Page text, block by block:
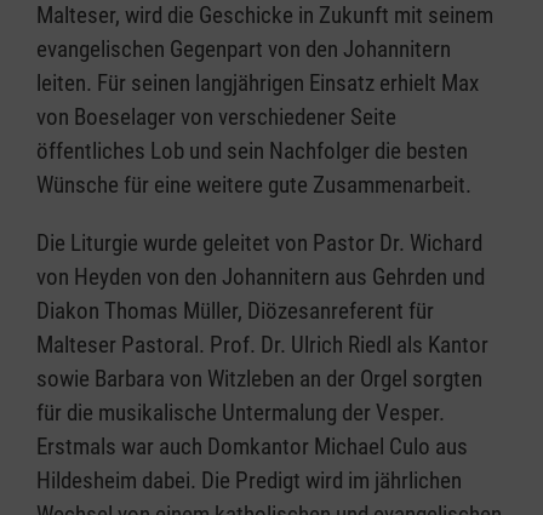
Malteser, wird die Geschicke in Zukunft mit seinem
evangelischen Gegenpart von den Johannitern
leiten. Für seinen langjährigen Einsatz erhielt Max
von Boeselager von verschiedener Seite
öffentliches Lob und sein Nachfolger die besten
Wünsche für eine weitere gute Zusammenarbeit.
Die Liturgie wurde geleitet von Pastor Dr. Wichard
von Heyden von den Johannitern aus Gehrden und
Diakon Thomas Müller, Diözesanreferent für
Malteser Pastoral. Prof. Dr. Ulrich Riedl als Kantor
sowie Barbara von Witzleben an der Orgel sorgten
für die musikalische Untermalung der Vesper.
Erstmals war auch Domkantor Michael Culo aus
Hildesheim dabei. Die Predigt wird im jährlichen